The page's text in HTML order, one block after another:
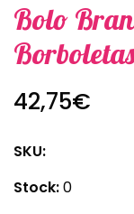
Bolo
Borboletas
42,75€
SKU:
Stock:0